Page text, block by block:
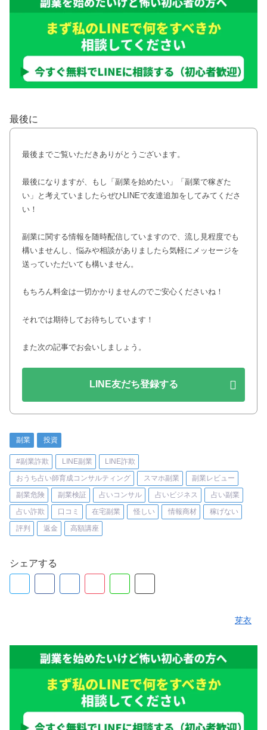
最後に
最後までご覧いただきありがとうございます。
最後になりますが、もし「副業を始めたい」「副業で稼ぎた
い」と考えていましたらぜひLINEで友達追加をしてみてくださ
い！
副業に関する情報を随時配信していますので、流し見程度でも
構いませんし、悩みや相談がありましたら気軽にメッセージを
送っていただいても構いません。
もちろん料金は一切かかりませんのでご安心くださいね！
それでは期待してお待ちしています！
また次の記事でお会いしましょう。
LINE友だち登録する
副業 投資
#副業詐欺 LINE副業
LINE詐欺
おうち占い師育成コンサルティング
スマホ副業
副業レビュー
副業危険
副業検証 占いコンサル 占いビジネス
占い副業
占い詐欺
口コミ 在宅副業 怪しい 情報商材
稼げない
評判
返金 高額講座
シェアする
芽衣